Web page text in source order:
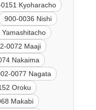
Kyoharacho
900-0036 Nishi
0072 Maaji
Nakaima
0077 Nagata
Oroku
Makabi